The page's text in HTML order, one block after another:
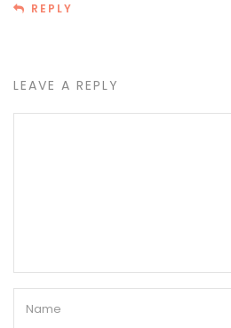
REPLY
LEAVE A REPLY